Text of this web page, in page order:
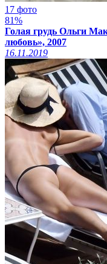
17 фото
81%
Голая грудь Ольги
любовь», 2007
16.11.2019